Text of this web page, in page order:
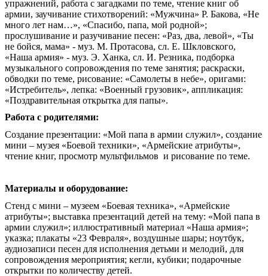
упражнений, работа с загадками по теме, чтение книг об
армии, заучивание стихотворений: «Мужчина» Р. Бакова, «Не
много лет нам…», «Спасибо, папа, мой родной»;
прослушивание и разучивание песен: «Раз, два, левой», «Ты
не бойся, мама» - муз. М. Протасова, сл. Е. Шкловского,
«Наша армия» - муз. Э. Ханка, сл. И. Резника, подборка
музыкального сопровождения по теме занятия; раскраски,
обводки по теме, рисование: «Самолеты в небе», оригами:
«Истребитель», лепка: «Военный грузовик», аппликация:
«Поздравительная открытка для папы».
Работа с родителями:
Создание презентации: «Мой папа в армии служил», создание
мини – музея «Боевой техники», «Армейские атрибуты»,
чтение книг, просмотр мультфильмов и рисование по теме.
Материалы и оборудование:
Стенд с мини – музеем «Боевая техника», «Армейские
атрибуты»; выставка презентаций детей на тему: «Мой папа в
армии служил»; иллюстративный материал «Наша армия»;
указка; плакаты «23 Февраля», воздушные шары; ноутбук,
аудиозаписи песен для исполнения детьми и мелодий, для
сопровождения мероприятия; кегли, кубики; подарочные
открытки по количеству детей.